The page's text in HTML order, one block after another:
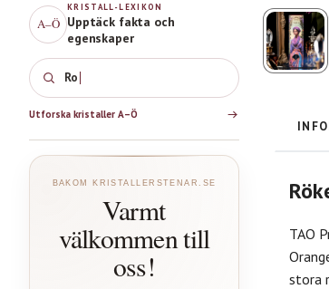
A–Ö
KRISTALL-LEXIKON
Upptäck fakta och
egenskaper
Rosenkvarts
Utforska kristaller A–Ö
BAKOM KRISTALLERSTENAR.SE
Varmt
välkommen till
oss!
TAO
stora